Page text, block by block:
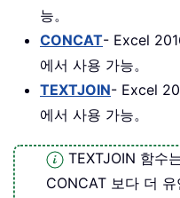
능。
CONCAT- Excel
에서 사용 가능。
TEXTJOIN- Excel
에서 사용 가능。
TEXTJOIN 함수
CONCAT 보다 더